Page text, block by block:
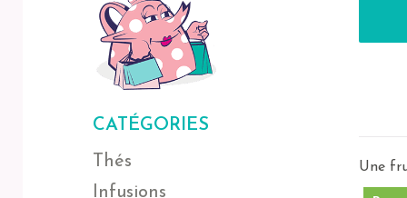
CATÉGORIES
Thés
Infusions
Une